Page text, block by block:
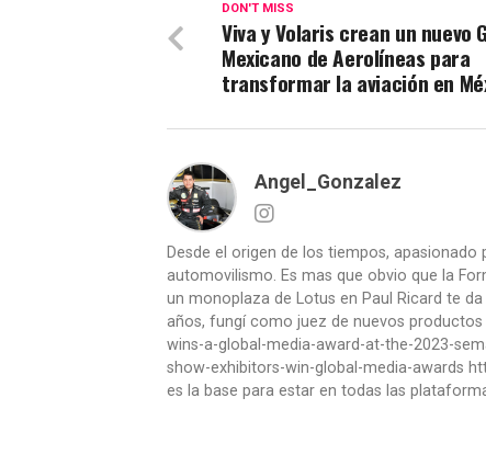
DON'T MISS
Viva y Volaris crean un nuevo
Mexicano de Aerolíneas para
transformar la aviación en
Angel_Gonzalez
Desde el origen de los tiempos,
automovilismo. Es mas que obvio que la
un monoplaza de Lotus en Paul Ricard te
años, fungí como juez de nuevos
wins-a-global-media-award-at-the-2023-
show-exhibitors-win-global-media-awards
es la base para estar en todas las